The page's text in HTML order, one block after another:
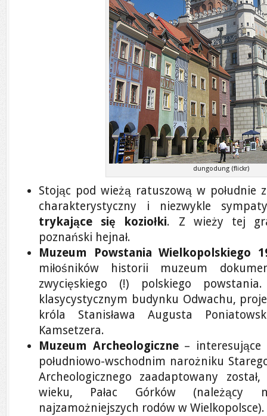
dungodung (flickr)
Stojąc pod wieżą ratuszową w południe
charakterystyczny i niezwykle
trykające się koziołki. Z wieży tej
poznański hejnał.
Muzeum Powstania Wielkopolskiego
miłośników historii muzeum
zwycięskiego (!) polskiego
klasycystycznym budynku Odwachu,
króla Stanisława Augusta
Kamsetzera.
Muzeum Archeologiczne– interesujące
południowo-wschodnim narożniku
Archeologicznego zaadaptowany
wieku, Pałac Górków
najzamożniejszych rodów w Wielkopolsce).